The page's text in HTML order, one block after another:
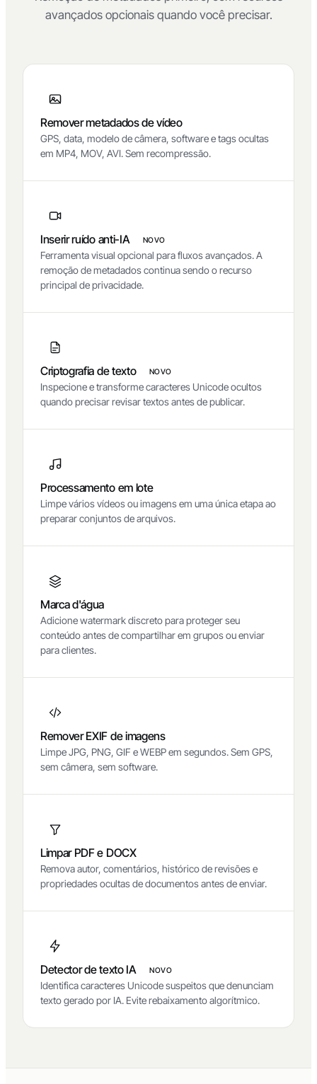
avançados opcionais quando você precisar.
Remover metadados de vídeo
GPS, data, modelo de câmera, software e tags ocultas
em MP4, MOV, AVI. Sem recompressão.
Inserir ruído anti-IA NOVO
Ferramenta visual opcional para fluxos avançados. A
remoção de metadados continua sendo o recurso
principal de privacidade.
Criptografia de texto NOVO
Inspecione e transforme caracteres Unicode ocultos
quando precisar revisar textos antes de publicar.
Processamento em lote
Limpe vários vídeos ou imagens em uma única etapa ao
preparar conjuntos de arquivos.
Marca d'água
Adicione watermark discreto para proteger seu
conteúdo antes de compartilhar em grupos ou enviar
para clientes.
Remover EXIF de imagens
Limpe JPG, PNG, GIF e WEBP em segundos. Sem GPS,
sem câmera, sem software.
Limpar PDF e DOCX
Remova autor, comentários, histórico de revisões e
propriedades ocultas de documentos antes de enviar.
Detector de texto IA NOVO
Identifica caracteres Unicode suspeitos que denunciam
texto gerado por IA. Evite rebaixamento algorítmico.